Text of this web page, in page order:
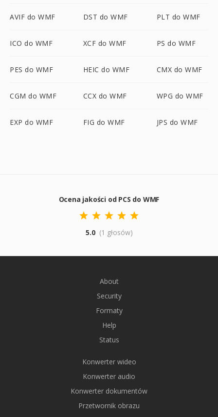
AVIF do WMF DST do WMF PLT do WMF
ICO do WMF XCF do WMF PS do WMF
PES do WMF HEIC do WMF CMX do WMF
CGM do WMF CCX do WMF WPG do WMF
EXP do WMF FIG do WMF JPS do WMF
Ocena jakości od PCS do WMF
5.0 (1 głosów)
About
Security
Formaty
Help
Status
Konwerter wideo
Konwerter audio
Konwerter dokumentów
Przetwornik obrazu